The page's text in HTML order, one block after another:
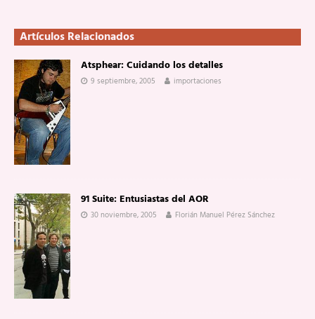
Artículos Relacionados
Atsphear: Cuidando los detalles
9 septiembre, 2005 importaciones
91 Suite: Entusiastas del AOR
30 noviembre, 2005 Florián Manuel Pérez Sánchez